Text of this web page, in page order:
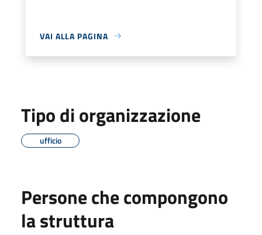
VAI ALLA PAGINA
Tipo di organizzazione
ufficio
Persone che compongono
la struttura